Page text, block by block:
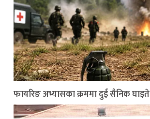
फायरिङ अभ्यासका क्रममा दुई सैनिक घाइते